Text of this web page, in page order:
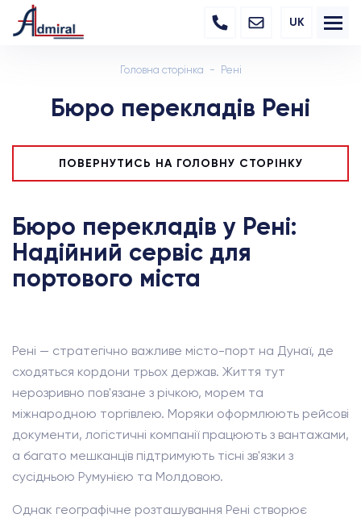
UK
Головна сторінка Рені
Бюро перекладів Рені
ПОВЕРНУТИСЬ НА ГОЛОВНУ СТОРІНКУ
Бюро перекладів у Рені:
Надійний сервіс для
портового міста
Рені — стратегічно важливе місто-порт на Дунаї, де
сходяться кордони трьох держав. Життя тут
нерозривно пов'язане з річкою, морем та
міжнародною торгівлею. Моряки оформлюють рейсові
документи, логістичні компанії працюють з вантажами,
а багато мешканців підтримують тісні зв'язки з
сусідньою Румунією та Молдовою.
Однак географічне розташування Рені створює